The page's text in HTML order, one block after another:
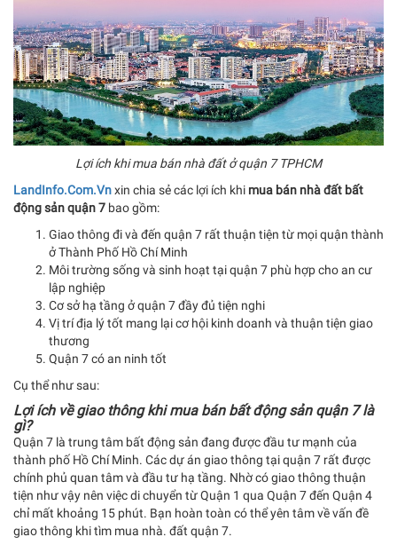
Lợi ích khi mua bán nhà đất ở quận 7 TPHCM
LandInfo.Com.Vnxin chia sẻ các lợi ích khi mua bán nhà đất bất
động sản quận 7 bao gồm:
Giao thông đi và đến quận 7 rất thuận tiện từ mọi quận thành
ở Thành Phố Hồ Chí Minh
Môi trường sống và sinh hoạt tại quận 7 phù hợp cho an cư
lập nghiệp
Cơ sở hạ tầng ở quận 7 đầy đủ tiện nghi
Vị trí địa lý tốt mang lại cơ hội kinh doanh và thuận tiện giao
thương
Quận 7 có an ninh tốt
Cụ thể như sau:
Lợi ích về giao thông khi mua bán bất động sản quận 7 là
gì?
Quận 7 là trung tâm bất động sản đang được đầu tư mạnh của
thành phố Hồ Chí Minh. Các dự án giao thông tại quận 7 rất được
chính phủ quan tâm và đầu tư hạ tầng. Nhờ có giao thông thuận
tiện như vậy nên việc di chuyển từ Quận 1 qua Quận 7 đến Quận 4
chỉ mất khoảng 15 phút. Bạn hoàn toàn có thể yên tâm về vấn đề
giao thông khi tìm mua nhà. đất quận 7.